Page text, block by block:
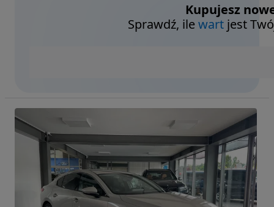
Kupujesz
Sprawdź, ilewart jest